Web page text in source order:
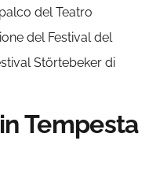
del Teatro
del Festival del
Störtebeker di
Tempesta